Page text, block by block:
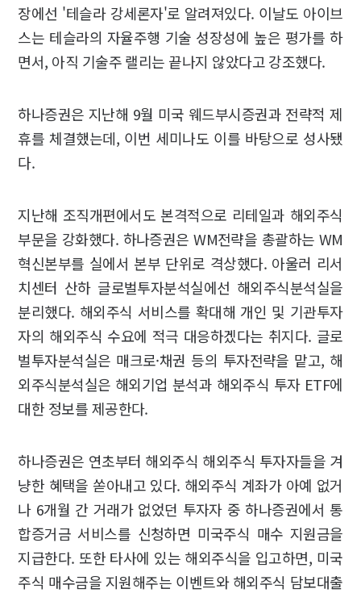
장에선 '테슬라 강세론자'로 알려져있다. 이날도 아이브
스는 테슬라의 자율주행 기술 성장성에 높은 평가를 하
면서, 아직 기술주 랠리는 끝나지 않았다고 강조했다.
하나증권은 지난해 9월 미국 웨드부시증권과 전략적 제
휴를 체결했는데, 이번 세미나도 이를 바탕으로 성사됐
다.
지난해 조직개편에서도 본격적으로 리테일과 해외주식
부문을 강화했다. 하나증권은 WM전략을 총괄하는 WM
혁신본부를 실에서 본부 단위로 격상했다. 아울러 리서
치센터 산하 글로벌투자분석실에선 해외주식분석실을
분리했다. 해외주식 서비스를 확대해 개인 및 기관투자
자의 해외주식 수요에 적극 대응하겠다는 취지다. 글로
벌투자분석실은 매크로·채권 등의 투자전략을 맡고, 해
외주식분석실은 해외기업 분석과 해외주식 투자 ETF에
대한 정보를 제공한다.
하나증권은 연초부터 해외주식 해외주식 투자자들을 겨
냥한 혜택을 쏟아내고 있다. 해외주식 계좌가 아예 없거
나 6개월 간 거래가 없었던 투자자 중 하나증권에서 통
합증거금 서비스를 신청하면 미국주식 매수 지원금을
지급한다. 또한 타사에 있는 해외주식을 입고하면, 미국
주식 매수금을 지원해주는 이벤트와 해외주식 담보대출